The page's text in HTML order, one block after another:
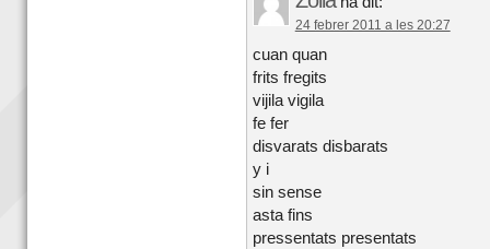
24 febrer 2011 a les 20:27
cuan quan
frits fregits
vijila vigila
fe fer
disvarats disbarats
y i
sin sense
asta fins
pressentats presentats